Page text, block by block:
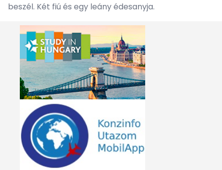
beszél. Két fiú és egy leány édesanyja.